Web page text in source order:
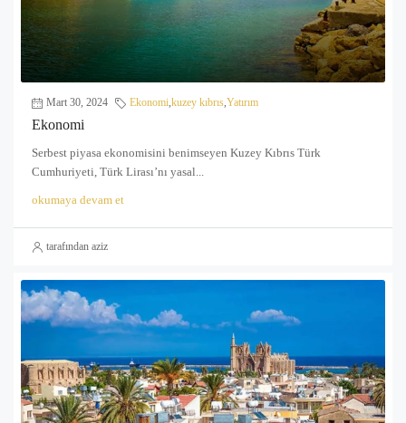
Mart 30, 2024 Ekonomi,kuzey kıbrıs,Yatırım
Ekonomi
Serbest piyasa ekonomisini benimseyen Kuzey Kıbrıs Türk
Cumhuriyeti, Türk Lirası’nı yasal...
okumaya devam et
tarafından aziz